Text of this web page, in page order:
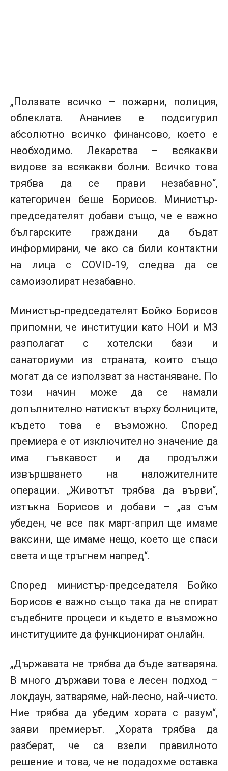
„Ползвате всичко – пожарни, полиция,
облеклата. Ананиев е подсигурил
абсолютно всичко финансово, което е
необходимо. Лекарства – всякакви
видове за всякакви болни. Всичко това
трябва да се прави незабавно“,
категоричен беше Борисов. Министър-
председателят добави също, че е важно
българските граждани да бъдат
информирани, че ако са били контактни
на лица с COVID-19, следва да се
самоизолират незабавно.
Министър-председателят Бойко Борисов
припомни, че институции като НОИ и МЗ
разполагат с хотелски бази и
санаториуми из страната, които също
могат да се използват за настаняване. По
този начин може да се намали
допълнително натискът върху болниците,
където това е възможно. Според
премиера е от изключително значение да
има гъвкавост и да продължи
извършването на наложителните
операции. „Животът трябва да върви“,
изтъкна Борисов и добави – „аз съм
убеден, че все пак март-април ще имаме
ваксини, ще имаме нещо, което ще спаси
света и ще тръгнем напред“.
Според министър-председателя Бойко
Борисов е важно също така да не спират
съдебните процеси и където е възможно
институциите да функционират онлайн.
„Държавата не трябва да бъде затваряна.
В много държави това е лесен подход –
локдаун, затваряме, най-лесно, най-чисто.
Ние трябва да убедим хората с разум“,
заяви премиерът. „Хората трябва да
разберат, че са взели правилното
решение и това, че не подадохме оставка